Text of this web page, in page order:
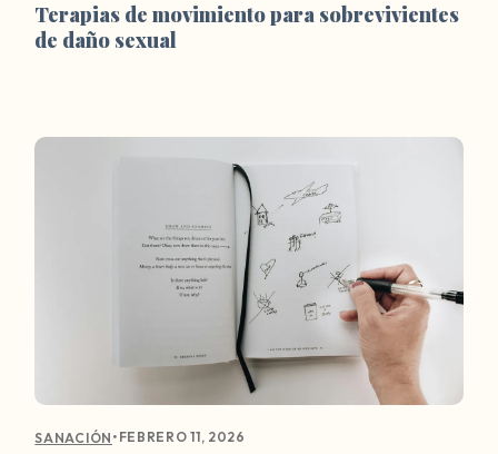
Terapias de movimiento para sobrevivientes
de daño sexual
SANACIÓN • FEBRERO 11, 2026